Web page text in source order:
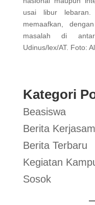
usai libur
memaafkan,
masalah di
Udinus/lex/AT. Foto:
Kategori
Beasiswa
Berita
Berita Terbaru
Kegiatan
Sosok